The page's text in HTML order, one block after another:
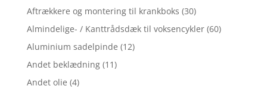
Aftrækkere og montering til krankboks (30)
Almindelige- / Kanttrådsdæk til voksencykler (60)
Aluminium sadelpinde (12)
Andet beklædning (11)
Andet olie (4)